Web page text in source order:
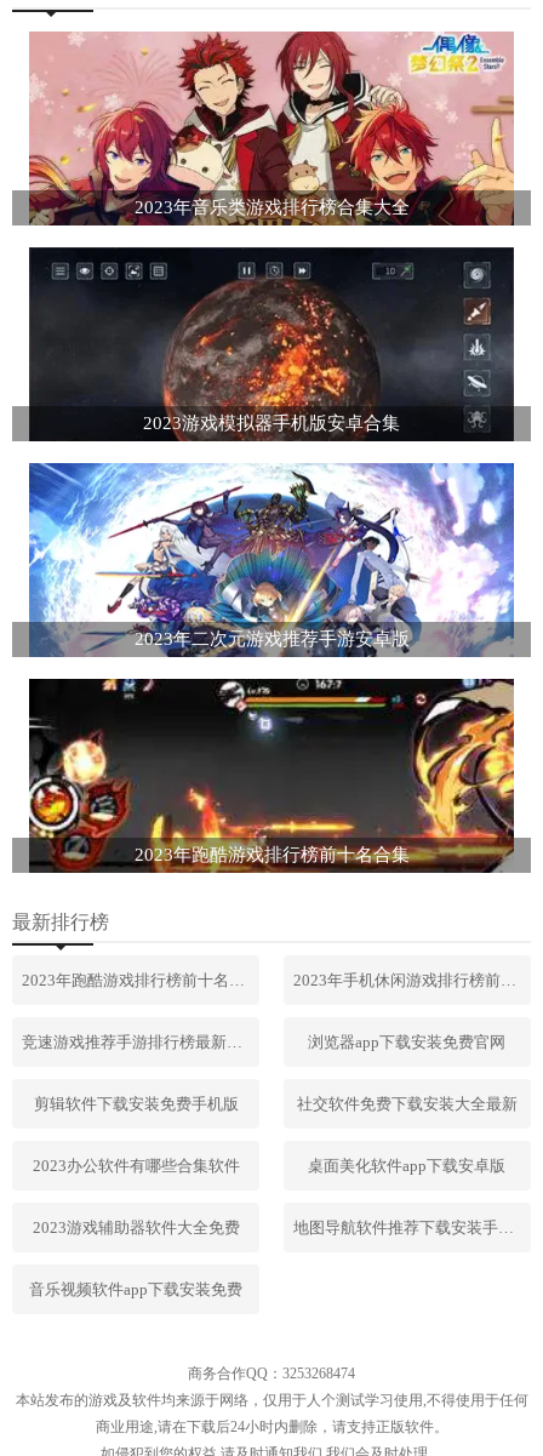
2023年音乐类游戏排行榜合集大全
2023游戏模拟器手机版安卓合集
2023年二次元游戏推荐手游安卓版
2023年跑酷游戏排行榜前十名合集
最新排行榜
2023年手机休闲游戏排行榜前十名
浏览器app下载安装免费官网
剪辑软件下载安装免费手机版 社交软件免费下载安装大全最新
2023办公软件有哪些合集软件 桌面美化软件app下载安卓版
2023游戏辅助器软件大全免费 地图导航软件推荐下载安装手机版
音乐视频软件app下载安装免费
商务合作QQ：3253268474
本站发布的游戏及软件均来源于网络，仅用于人个测试学习使用,不得使用于任何
商业用途,请在下载后24小时内删除，请支持正版软件。